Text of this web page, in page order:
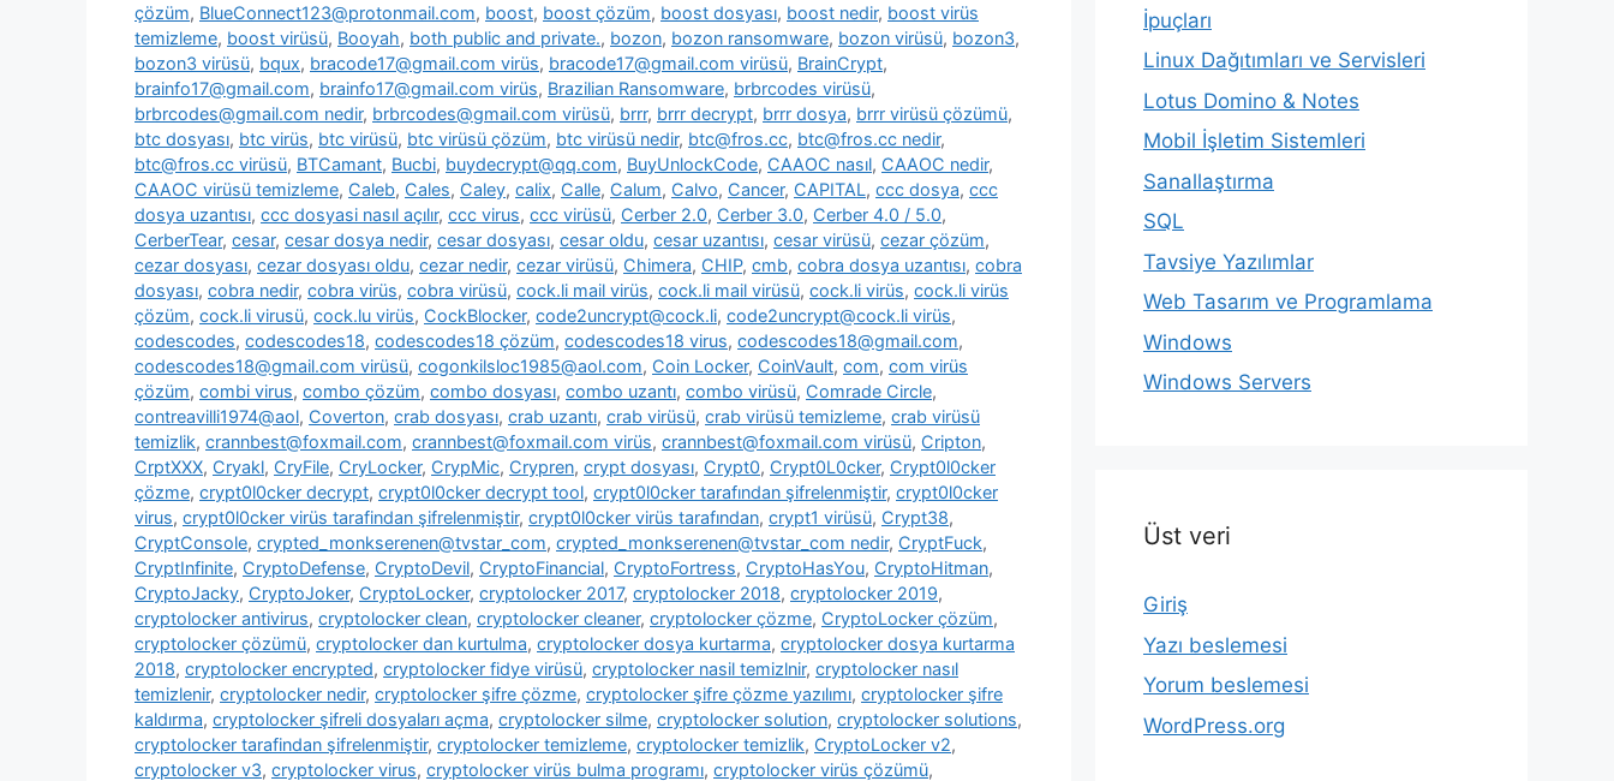
çözüm, BlueConnect123@protonmail.com, boost, boost çözüm, boost dosyası, boost nedir, boost virüs
temizleme, boost virüsü, Booyah, both public and private., bozon, bozon ransomware, bozon virüsü, bozon3,
bozon3 virüsü, bqux, bracode17@gmail.com virüs, bracode17@gmail.com virüsü, BrainCrypt,
brainfo17@gmail.com, brainfo17@gmail.com virüs, Brazilian Ransomware, brbrcodes virüsü,
brbrcodes@gmail.com nedir, brbrcodes@gmail.com virüsü, brrr, brrr decrypt, brrr dosya, brrr virüsü çözümü,
btc dosyası, btc virüs, btc virüsü, btc virüsü çözüm, btc virüsü nedir, btc@fros.cc, btc@fros.cc nedir,
btc@fros.cc virüsü, BTCamant, Bucbi, buydecrypt@qq.com, BuyUnlockCode, CAAOC nasıl, CAAOC nedir,
CAAOC virüsü temizleme, Caleb, Cales, Caley, calix, Calle, Calum, Calvo, Cancer, CAPITAL, ccc dosya, ccc
dosya uzantısı, ccc dosyasi nasıl açılır, ccc virus, ccc virüsü, Cerber 2.0, Cerber 3.0, Cerber 4.0 / 5.0,
CerberTear, cesar, cesar dosya nedir, cesar dosyası, cesar oldu, cesar uzantısı, cesar virüsü, cezar çözüm,
cezar dosyası, cezar dosyası oldu, cezar nedir, cezar virüsü, Chimera, CHIP, cmb, cobra dosya uzantısı, cobra
dosyası, cobra nedir, cobra virüs, cobra virüsü, cock.li mail virüs, cock.li mail virüsü, cock.li virüs, cock.li virüs
çözüm, cock.li virusü, cock.lu virüs, CockBlocker, code2uncrypt@cock.li, code2uncrypt@cock.li virüs,
codescodes, codescodes18, codescodes18 çözüm, codescodes18 virus, codescodes18@gmail.com,
codescodes18@gmail.com virüsü, cogonkilsloc1985@aol.com, Coin Locker, CoinVault, com, com virüs
çözüm, combi virus, combo çözüm, combo dosyası, combo uzantı, combo virüsü, Comrade Circle,
contreavilli1974@aol, Coverton, crab dosyası, crab uzantı, crab virüsü, crab virüsü temizleme, crab virüsü
temizlik, crannbest@foxmail.com, crannbest@foxmail.com virüs, crannbest@foxmail.com virüsü, Cripton,
CrptXXX, Cryakl, CryFile, CryLocker, CrypMic, Crypren, crypt dosyası, Crypt0, Crypt0L0cker, Crypt0l0cker
çözme, crypt0l0cker decrypt, crypt0l0cker decrypt tool, crypt0l0cker tarafından şifrelenmiştir, crypt0l0cker
virus, crypt0l0cker virüs tarafindan şifrelenmiştir, crypt0l0cker virüs tarafından, crypt1 virüsü, Crypt38,
CryptConsole, crypted_monkserenen@tvstar_com, crypted_monkserenen@tvstar_com nedir, CryptFuck,
CryptInfinite, CryptoDefense, CryptoDevil, CryptoFinancial, CryptoFortress, CryptoHasYou, CryptoHitman,
CryptoJacky, CryptoJoker, CryptoLocker, cryptolocker 2017, cryptolocker 2018, cryptolocker 2019,
cryptolocker antivirus, cryptolocker clean, cryptolocker cleaner, cryptolocker çözme, CryptoLocker çözüm,
cryptolocker çözümü, cryptolocker dan kurtulma, cryptolocker dosya kurtarma, cryptolocker dosya kurtarma
2018, cryptolocker encrypted, cryptolocker fidye virüsü, cryptolocker nasil temizlnir, cryptolocker nasıl
temizlenir, cryptolocker nedir, cryptolocker şifre çözme, cryptolocker şifre çözme yazılımı, cryptolocker şifre
kaldırma, cryptolocker şifreli dosyaları açma, cryptolocker silme, cryptolocker solution, cryptolocker solutions,
cryptolocker tarafindan şifrelenmiştir, cryptolocker temizleme, cryptolocker temizlik, CryptoLocker v2,
cryptolocker v3, cryptolocker virus, cryptolocker virüs bulma programı, cryptolocker virüs çözümü,
İpuçları
Linux Dağıtımları ve Servisleri
Lotus Domino & Notes
Mobil İşletim Sistemleri
Sanallaştırma
SQL
Tavsiye Yazılımlar
Web Tasarım ve Programlama
Windows
Windows Servers
Üst veri
Giriş
Yazı beslemesi
Yorum beslemesi
WordPress.org